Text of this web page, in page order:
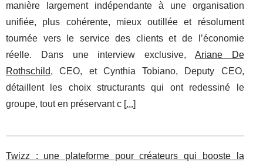
manière largement indépendante à une organisation
unifiée, plus cohérente, mieux outillée et résolument
tournée vers le service des clients et de l’économie
réelle. Dans une interview exclusive, Ariane De
Rothschild, CEO, et Cynthia Tobiano, Deputy CEO,
détaillent les choix structurants qui ont redessiné le
groupe, tout en préservant c [...]
Twizz : une plateforme pour créateurs qui booste la